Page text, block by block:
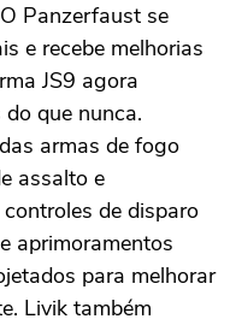
Panzerfaust se
e recebe melhorias
JS9 agora
que nunca.
armas de fogo
assalto e
de disparo
aprimoramentos
para melhorar
Livik também